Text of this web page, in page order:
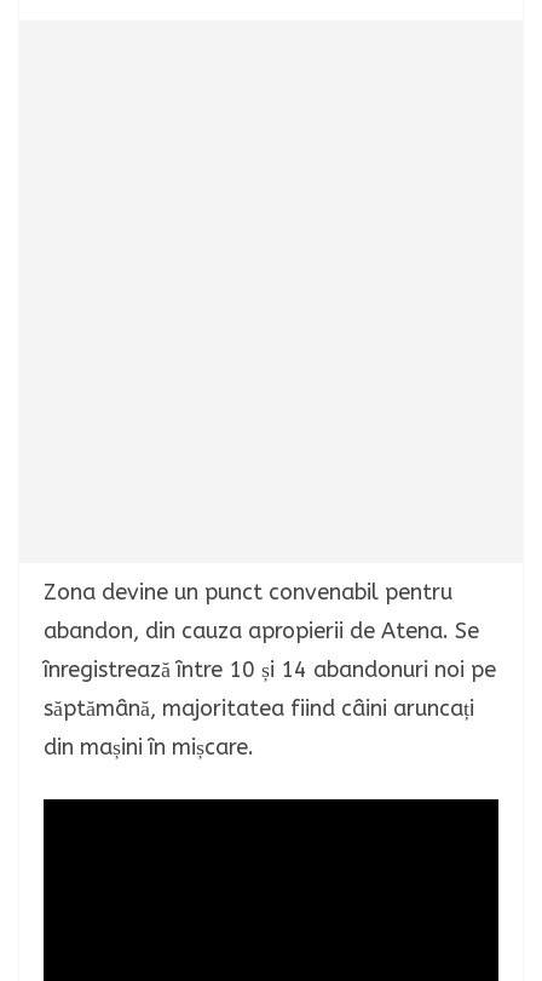
Zona devine un punct convenabil pentru
abandon, din cauza apropierii de Atena. Se
înregistrează între 10 și 14 abandonuri noi pe
săptămână, majoritatea fiind câini aruncați
din mașini în mișcare.